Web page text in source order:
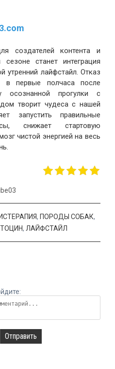
создателей контента и
станет интеграция
утренний лайфстайл. Отказ
в первые полчаса после
осознанной прогулки с
творит чудеса с нашей
запустить правильные
снижает стартовую
чистой энергией на весь
, ПОРОДЫ СОБАК,
, ЛАЙФСТАЙЛ
Отправить